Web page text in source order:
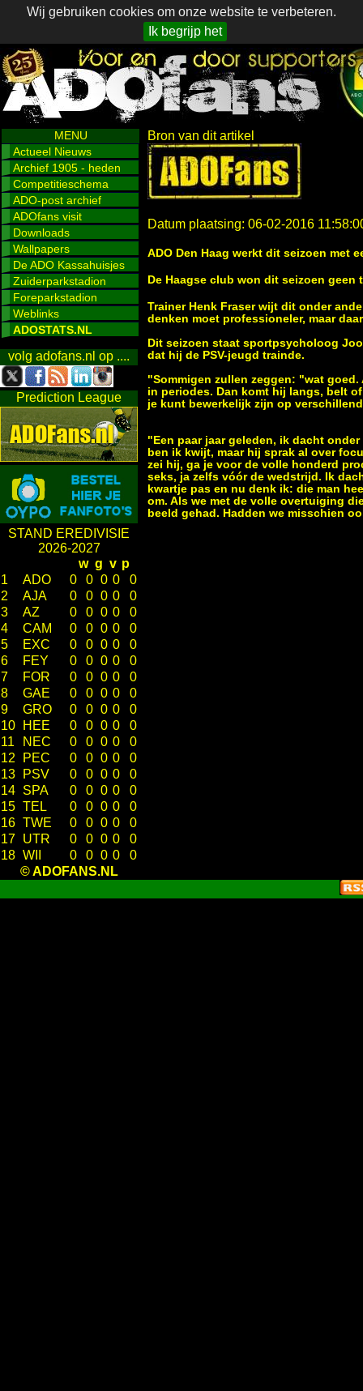
Wij gebruiken cookies om onze website te verbeteren.
Ik begrijp het
MENU
Actueel Nieuws
Archief 1905 - heden
Competitieschema
ADO-post archief
ADOfans visit
Downloads
Wallpapers
De ADO Kassahuisjes
Zuiderparkstadion
Foreparkstadion
Weblinks
ADOSTATS.NL
volg adofans.nl op ....
Prediction League
STAND EREDIVISIE
2026-2027
w g v p
1
ADO 0 0 0 0
0
2
AJA 0 0 0 0
0
3
AZ 0 0 0 0
0
4
CAM 0 0 0 0
0
5
EXC 0 0 0 0
0
6
FEY 0 0 0 0
0
7
FOR 0 0 0 0
0
8
GAE 0 0 0 0
0
9
GRO 0 0 0 0
0
10
HEE 0 0 0 0
0
11
NEC 0 0 0 0
0
12
PEC 0 0 0 0
0
13
PSV 0 0 0 0
0
14 SPA 0 0 0 0
0
15 TEL 0 0 0 0
0
16 TWE 0 0 0 0
0
17 UTR 0 0 0 0
0
18 WII 0 0 0 0
0
© ADOFANS.NL
Bron van dit artikel
Datum plaatsing: 06-02-2016
ADO Den Haag werkt dit seizoen met
De Haagse club won dit seizoen geen
Trainer Henk Fraser wijt dit onder
denken moet professioneler, maar
Dit seizoen staat sportpsycholoog
dat hij de PSV-jeugd trainde.
"Sommigen zullen zeggen: "wat
in periodes. Dan komt hij langs, belt
je kunt bewerkelijk zijn op
"Een paar jaar geleden, ik dacht
ben ik kwijt, maar hij sprak al over
zei hij, ga je voor de volle honderd
seks, ja zelfs vóór de wedstrijd. Ik
kwartje pas en nu denk ik: die man
om. Als we met de volle overtuiging
beeld gehad. Hadden we misschien